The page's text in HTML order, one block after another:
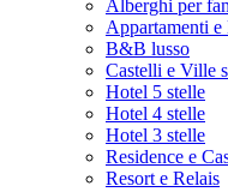
Alberghi per
Appartamenti
B&B lusso
Castelli e Ville
Hotel 5 stelle
Hotel 4 stelle
Hotel 3 stelle
Residence e
Resort e Relais